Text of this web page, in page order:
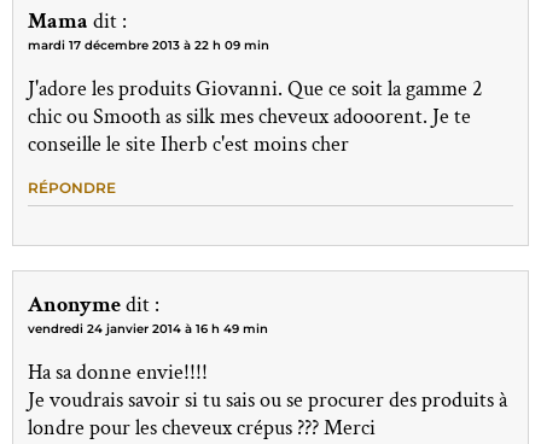
Mama dit :
mardi 17 décembre 2013 à 22 h 09 min
J'adore les produits Giovanni. Que ce soit la gamme 2
chic ou Smooth as silk mes cheveux adooorent. Je te
conseille le site Iherb c'est moins cher
RÉPONDRE
Anonymedit :
vendredi 24 janvier 2014 à 16 h 49 min
Ha sa donne envie!!!!
Je voudrais savoir si tu sais ou se procurer des produits à
londre pour les cheveux crépus ??? Merci